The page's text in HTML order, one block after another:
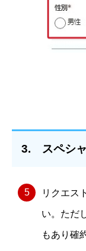
3. スペシャ
リクエス
い。ただ
もあり確